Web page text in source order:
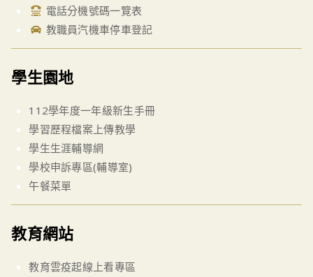
電話分機號碼一覽表
教職員汽機車停車登記
學生園地
112學年度一年級新生手冊
學習歷程檔案上傳教學
學生生涯輔導網
學校申訴專區(輔導室)
午餐菜單
教育網站
教育雲疫起線上看專區